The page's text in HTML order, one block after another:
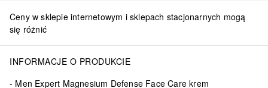
Ceny w sklepie internetowym i sklepach stacjonarnych mogą
się różnić
INFORMACJE O PRODUKCIE
Men Expert Magnesium Defense Face Care krem